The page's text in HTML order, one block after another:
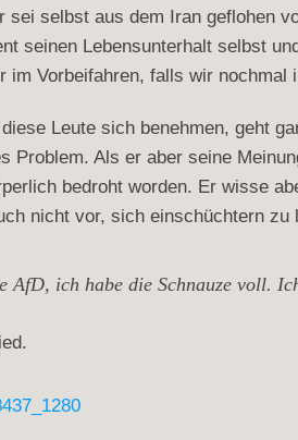
sei selbst aus dem Iran geflohen
seinen Lebensunterhalt selbst
im Vorbeifahren, falls wir nochmal
Leute sich benehmen, geht
Problem. Als er aber seine
bedroht worden. Er wisse
nicht vor, sich einschüchtern
AfD, ich habe die Schnauze voll.